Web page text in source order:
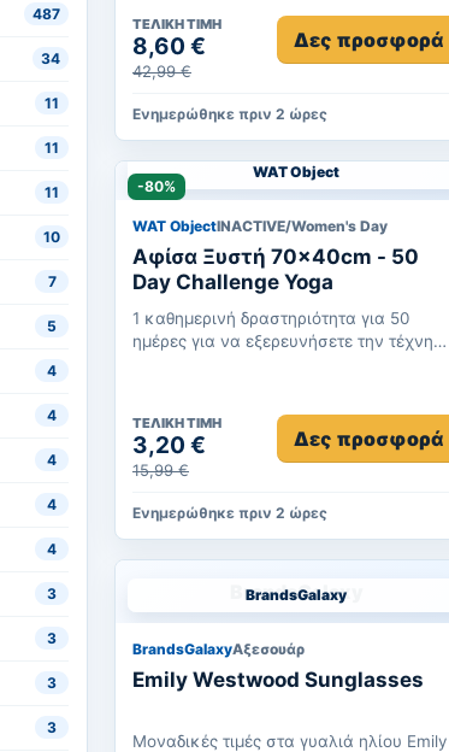
487
34
11
11
11
10
7
5
4
4
4
4
4
3
3
3
3
ΤΕΛΙΚΉ ΤΙΜΉ
8,60 €
42,99 €
Δες προσφορά
Ενημερώθηκε πριν 2 ώρες
WAT Object
-80%
WAT ObjectINACTIVE/Women's Day
Αφίσα Ξυστή 70x40cm - 50
Day Challenge Yoga
1 καθημερινή δραστηριότητα για 50
ημέρες για να εξερευνήσετε την τέχνη
ΤΕΛΙΚΉ ΤΙΜΉ
3,20 €
15,99 €
Δες προσφορά
Ενημερώθηκε πριν 2 ώρες
BrandsGalaxy
BrandsGalaxyΑξεσουάρ
Emily Westwood Sunglasses
Μοναδικές τιμές στα γυαλιά ηλίου Emily